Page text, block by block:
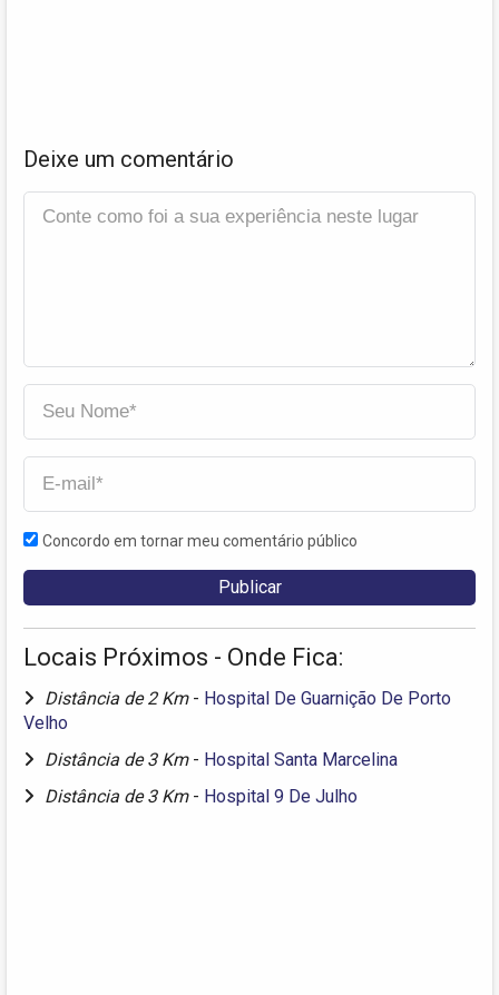
Deixe um comentário
Concordo em tornar meu comentário público
Locais Próximos - Onde Fica:
Distância de 2 Km - Hospital De Guarnição De Porto
Velho
Distância de 3 Km - Hospital Santa Marcelina
Distância de 3 Km - Hospital 9 De Julho